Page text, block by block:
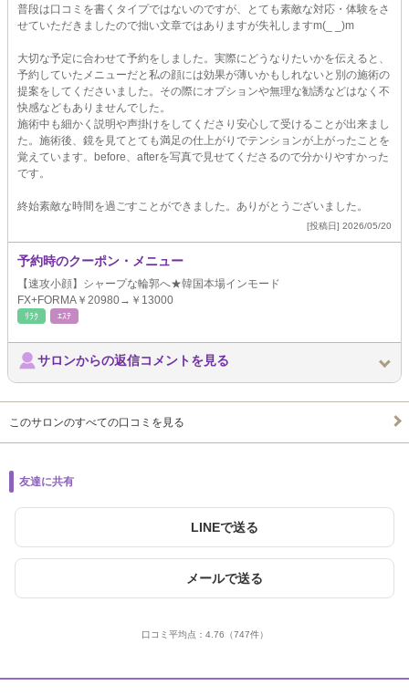
普段は口コミを書くタイプではないのですが、とても素敵な対応・体験をさ
せていただきましたので拙い文章ではありますが失礼しますm(_ _)m
大切な予定に合わせて予約をしました。実際にどうなりたいかを伝えると、
予約していたメニューだと私の顔には効果が薄いかもしれないと別の施術の
提案をしてくださいました。その際にオプションや無理な勧誘などはなく不
快感などもありませんでした。
施術中も細かく説明や声掛けをしてくださり安心して受けることが出来まし
た。施術後、鏡を見てとても満足の仕上がりでテンションが上がったことを
覚えています。before、afterを写真で見せてくださるので分かりやすかった
です。
終始素敵な時間を過ごすことができました。ありがとうございました。
[投稿日] 2026/05/20
予約時のクーポン・メニュー
【速攻小顔】シャープな輪郭へ★韓国本場インモード
FX+FORMA￥20980→￥13000
ﾘﾗｸ ｴｽﾃ
サロンからの返信コメントを見る
このサロンのすべての口コミを見る
友達に共有
LINEで送る
メールで送る
口コミ平均点： 4.76 （747件）